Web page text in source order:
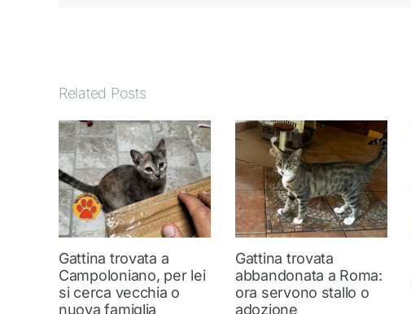
Related Posts
Gattina trovata a
Campoloniano, per lei
si cerca vecchia o
nuova famiglia
Gattina trovata
abbandonata a Roma:
ora servono stallo o
adozione